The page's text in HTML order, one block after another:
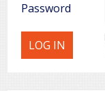
Password